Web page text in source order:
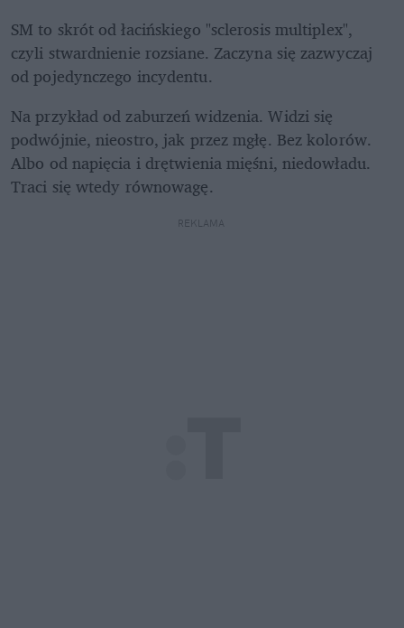
SM to skrót od łacińskiego "sclerosis multiplex",
czyli stwardnienie rozsiane. Zaczyna się zazwyczaj
od pojedynczego incydentu.
Na przykład od zaburzeń widzenia. Widzi się
podwójnie, nieostro, jak przez mgłę. Bez kolorów.
Albo od napięcia i drętwienia mięśni, niedowładu.
Traci się wtedy równowagę.
REKLAMA